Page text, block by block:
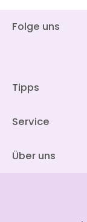
Folge uns
Tipps
Service
Über uns